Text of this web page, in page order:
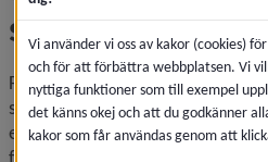
skolan
För elever som studerar vid
särskilda skäl som enligt lagen
eller skolskjuts. En elev, som har
Vi använder vi oss av kakor (cookies)
och för att förbättra webbplatsen. Vi
nyttiga funktioner som till exempel
det känns okej och att du godkänner
kakor som får användas genom att